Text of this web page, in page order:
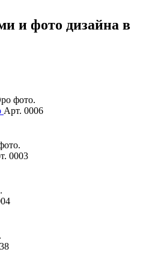
и фото дизайна в
Арт. 0006
0003